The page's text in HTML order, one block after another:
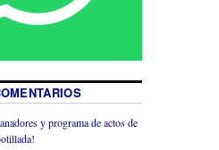
y programa de actos de